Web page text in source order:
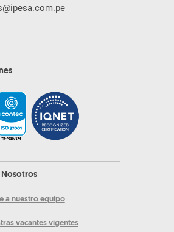
Nosotros
a nuestro equipo
vacantes vigentes